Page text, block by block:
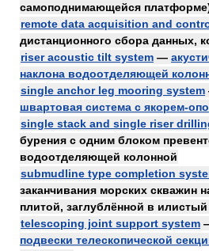
самоподнимающейся
remote data acquisition and
дистанционного сбора данных,
riser acoustic tilt system —
наклона водоотделяющей
single anchor leg mooring system
швартовая система с якорем-
single stack and single riser
бурения с одним блоком
водоотделяющей колонной
submudline type completion
заканчивания морских скважин
плитой, заглублённой в илистый
telescoping joint support system
подвески телескопической